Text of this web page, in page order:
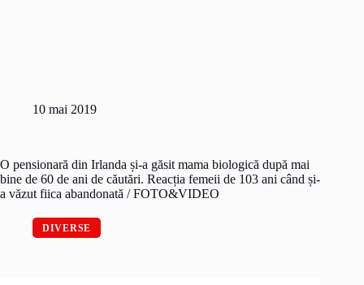
10 mai 2019
O pensionară din Irlanda și-a găsit mama biologică după mai
bine de 60 de ani de căutări. Reacția femeii de 103 ani când și-
a văzut fiica abandonată / FOTO&VIDEO
DIVERSE